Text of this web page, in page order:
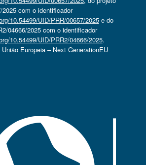
2025 com o identificador
10.54499/UID/PRR/00657/2025e do
04666/2025 com o identificador
10.54499/UID/PRR2/04666/2025.
Europeia – Next GenerationEU